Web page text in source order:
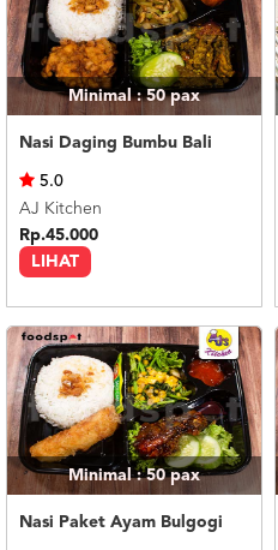
Minimal : 50pax
Nasi Daging Bumbu Bali
LIHAT
5.0
AJ Kitchen
Rp.45.000
Minimal : 50pax
Nasi Paket Ayam Bulgogi